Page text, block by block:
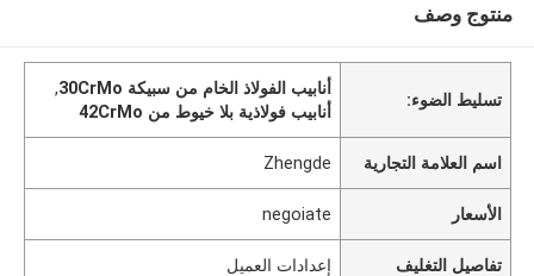
منتوج وصف
تسليط الضوء:
أنابيب الفولاذ الخام من سبيكة 30CrMo
,
أنابيب فولاذية بلا خيوط من 42CrMo
اسم العلامة التجارية Zhengde
الأسعار negoiate
تفاصيل التغليف إعدادات العميل